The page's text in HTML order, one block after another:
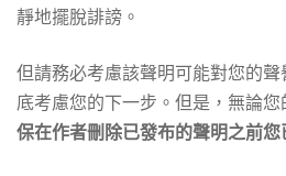
靜地擺脫誹謗。
但請務必考慮該聲明可能對您的
底考慮您的下一步。但是，無論您
保在作者刪除已發布的聲明之前您